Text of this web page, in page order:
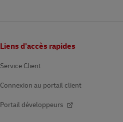
Liens d’accès rapides
Service Client
Connexion au portail client
Portail développeurs